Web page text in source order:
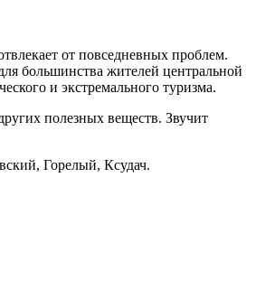
от повседневных проблем.
большинства жителей центральной
и экстремального туризма.
полезных веществ. Звучит
Горелый, Ксудач.